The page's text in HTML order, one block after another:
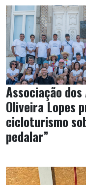
Associação
Oliveira Lopes
cicloturismo
pedalar”